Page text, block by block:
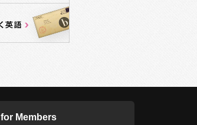
for Members